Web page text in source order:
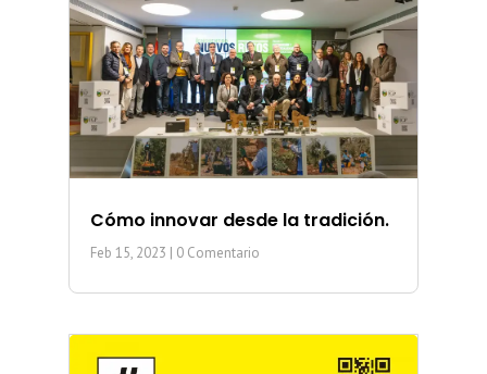
Cómo innovar desde la tradición.
Feb 15, 2023 | 0 Comentario